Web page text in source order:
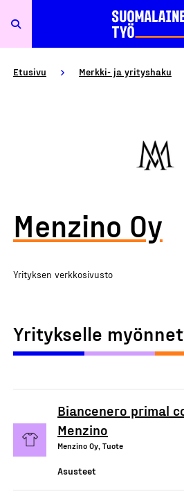
Etusivu Merkki- ja yrityshaku
Menzino Oy
Yrityksen verkkosivusto
Yritykselle
Biancenero primal
Menzino
Menzino Oy, Tuote
Asusteet